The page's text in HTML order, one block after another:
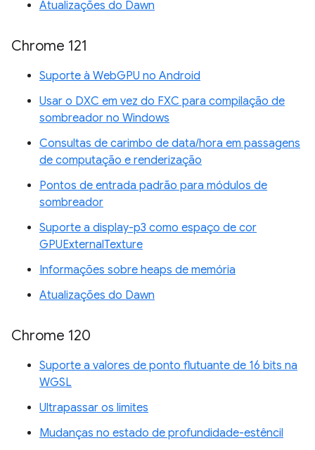
Atualizações do Dawn
Chrome 121
Suporte à WebGPU no Android
Usar o DXC em vez do FXC para compilação de
sombreador no Windows
Consultas de carimbo de data/hora em passagens
de computação e renderização
Pontos de entrada padrão para módulos de
sombreador
Suporte a display-p3 como espaço de cor
GPUExternalTexture
Informações sobre heaps de memória
Atualizações do Dawn
Chrome 120
Suporte a valores de ponto flutuante de 16 bits na
WGSL
Ultrapassar os limites
Mudanças no estado de profundidade-estêncil